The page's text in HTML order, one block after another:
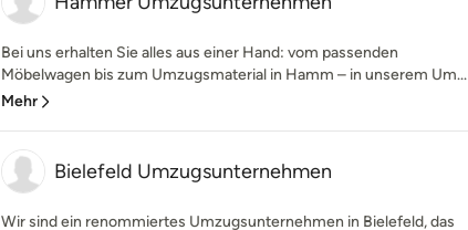
Bei uns erhalten Sie alles aus einer Hand: vom passenden
Möbelwagen bis zum Umzugsmaterial in Hamm – in unserem Um...
Mehr
Bielefeld Umzugsunternehmen
Wir sind ein renommiertes Umzugsunternehmen in Bielefeld, das